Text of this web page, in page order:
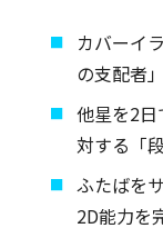
カバーイ
の支配者
他星を2
対する「
ふたばを
2D能力を